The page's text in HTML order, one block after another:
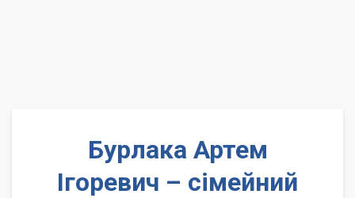
Бурлака Артем
Ігоревич – сімейний